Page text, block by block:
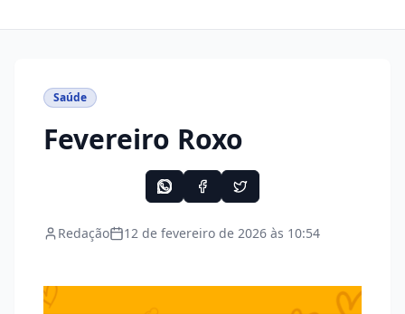
Saúde
Fevereiro Roxo
Redação 12 de fevereiro de 2026 às 10:54